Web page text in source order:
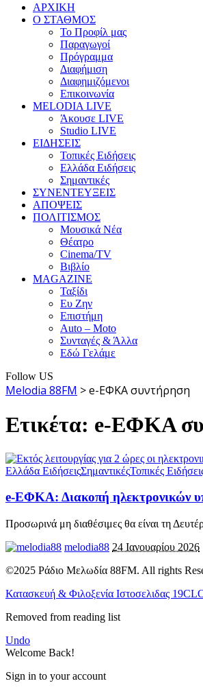
ΑΡΧΙΚΗ
Ο ΣΤΑΘΜΟΣ
Το Προφίλ μας
Παραγωγοί
Πρόγραμμα
Διαφήμιση
Διαφημιζόμενοι
Επικοινωνία
MELODIA LIVE
Άκουσε LIVE
Studio LIVE
ΕΙΔΗΣΕΙΣ
Τοπικές Ειδήσεις
Ελλάδα Ειδήσεις
Σημαντικές
ΣΥΝΕΝΤΕΥΞΕΙΣ
ΑΠΟΨΕΙΣ
ΠΟΛΙΤΙΣΜΟΣ
Μουσικά Νέα
Θέατρο
Cinema/TV
Βιβλίο
MAGAZINE
Ταξίδι
Ευ Ζην
Επιστήμη
Auto – Moto
Συνταγές & Άλλα
Εδώ Γελάμε
Follow US
Melodia 88FM >e-ΕΦΚΑ συντήρηση
Ετικέτα: e-ΕΦΚΑ
Ελλάδα ΕιδήσειςΣημαντικέςΤοπικές
e-ΕΦΚΑ: Διακοπή ηλεκτρονικών
Προσωρινά μη διαθέσιμες θα είναι τη
melodia88 24 Ιανουαρίου 2026
©2025 Ράδιο Μελωδία 88FM. All rights
Κατασκευή & Φιλοξενία Ιστοσελιδας
Removed from reading list
Undo
Welcome Back!
Sign in to your account